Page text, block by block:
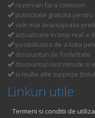
rezervari fara comision
publicitate gratuita
cele mai avantajoase
actualizare in timp real a
posibilitatea de a licita
discounturi de findelitate
discounturi last minute si
si multe alte surprize (totul
Linkuri utile
Termeni si conditii de